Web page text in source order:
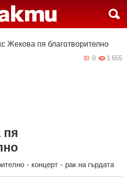
Жекова пя благотворително
1 655
0
пя
- концерт - рак на гърдата